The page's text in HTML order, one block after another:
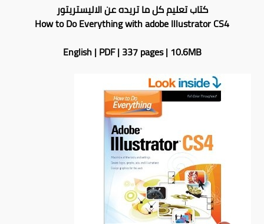
كتاب تعليم كل ما تريده عن الاليستريتور
How to Do Everything with adobe Illustrator CS4
English | PDF | 337 pages | 10.6MB